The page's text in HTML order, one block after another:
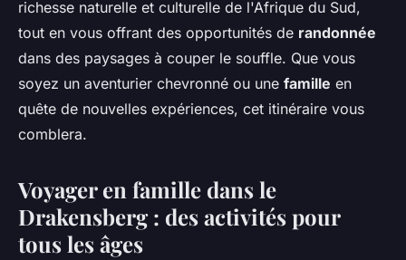
richesse naturelle et culturelle de l'Afrique du Sud,
tout en vous offrant des opportunités de randonnée
dans des paysages à couper le souffle. Que vous
soyez un aventurier chevronné ou une famille en
quête de nouvelles expériences, cet itinéraire vous
comblera.
Voyager en famille dans le
Drakensberg : des activités pour
tous les âges